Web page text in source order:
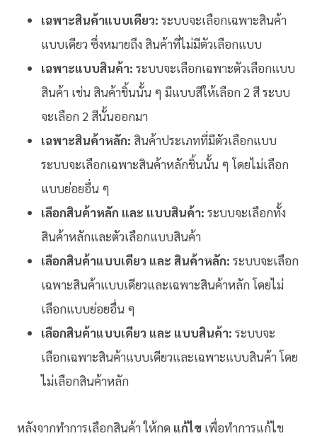
เฉพาะสินค้าแบบเดียว: ระบบจะเลือกเฉพาะสินค้า
แบบเดียว ซึ่งหมายถึง สินค้าที่ไม่มีตัวเลือกแบบ
เฉพาะแบบสินค้า: ระบบจะเลือกเฉพาะตัวเลือกแบบ
สินค้า เช่น สินค้าชิ้นนั้น ๆ มีแบบสีให้เลือก 2 สี ระบบ
จะเลือก 2 สีนั้นออกมา
เฉพาะสินค้าหลัก: สินค้าประเภทที่มีตัวเลือกแบบ
ระบบจะเลือกเฉพาะสินค้าหลักชิ้นนั้น ๆ โดยไม่เลือก
แบบย่อยอื่น ๆ
เลือกสินค้าหลัก และ แบบสินค้า: ระบบจะเลือกทั้ง
สินค้าหลักและตัวเลือกแบบสินค้า
เลือกสินค้าแบบเดียว และ สินค้าหลัก: ระบบจะเลือก
เฉพาะสินค้าแบบเดียวและเฉพาะสินค้าหลัก โดยไม่
เลือกแบบย่อยอื่น ๆ
เลือกสินค้าแบบเดียว และ แบบสินค้า: ระบบจะ
เลือกเฉพาะสินค้าแบบเดียวและเฉพาะแบบสินค้า โดย
ไม่เลือกสินค้าหลัก
หลังจากทำการเลือกสินค้า ให้กด แก้ไข เพื่อทำการแก้ไข